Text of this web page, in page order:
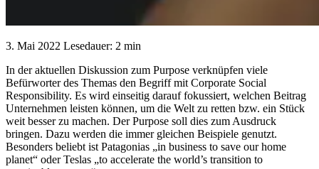
3. Mai 2022 Lesedauer: 2 min
In der aktuellen Diskussion zum Purpose verknüpfen viele
Befürworter des Themas den Begriff mit Corporate Social
Responsibility. Es wird einseitig darauf fokussiert, welchen Beitrag
Unternehmen leisten können, um die Welt zu retten bzw. ein Stück
weit besser zu machen. Der Purpose soll dies zum Ausdruck
bringen. Dazu werden die immer gleichen Beispiele genutzt.
Besonders beliebt ist Patagonias „in business to save our home
planet“ oder Teslas „to accelerate the world’s transition to